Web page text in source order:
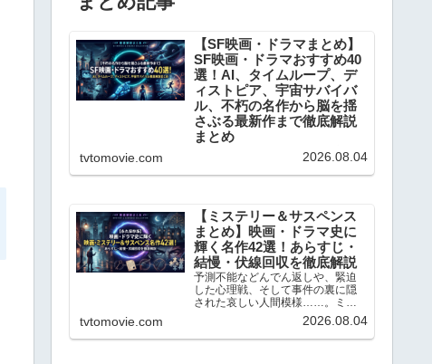
【SF映画・ドラマまとめ】
SF映画・ドラマおすすめ40
選！AI、タイムループ、デ
ィストピア、宇宙サバイバ
ル、不朽の名作から脳を揺
さぶる最新作まで徹底解説
まとめ
日々の何気ない日常に、全く新し
い視点や驚きをもたらしてくれる
ジャンル、それが「SF（サイエン
や派手なアクションを見せるだけ
のエンターテインメントではあり
ません。「もし人工知能が感...
tvtomovie.com 2026.08.04
【ミステリー＆サスペンス
まとめ】映画・ドラマ史に
輝く名作42選！あらすじ・
結慢・伏線回収を徹底解説
予測不能などんでん返しや、緊迫
した心理戦、そして事件の裏に隠
された哀しい人間模様……。ミス
テリー＆サスペンスというジャン
ルは、私たちを日常から切り離
し、極上の知的興奮へと誘ってく
tvtomovie.com 2026.08.04